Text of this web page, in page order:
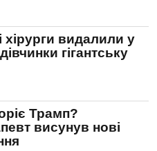
хірурги видалили у
гігантську
Трамп?
висунув нові